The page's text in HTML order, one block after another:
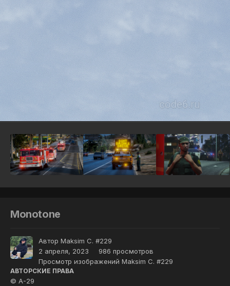
Инструменты
Monotone
Автор Maksim C. #229
2 апреля, 2023
986 просмотров
Просмотр изображений Maksim C. #229
АВТОРСКИЕ ПРАВА
© A-29